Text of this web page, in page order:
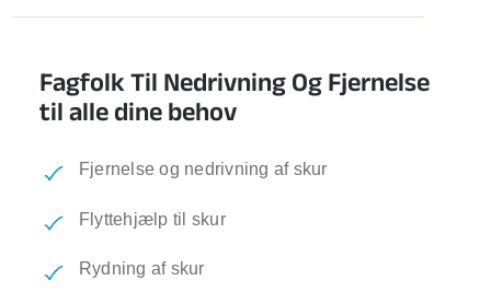
Fagfolk Til Nedrivning Og Fjernelse
til alle dine behov
Fjernelse og nedrivning af skur
Flyttehjælp til skur
Rydning af skur